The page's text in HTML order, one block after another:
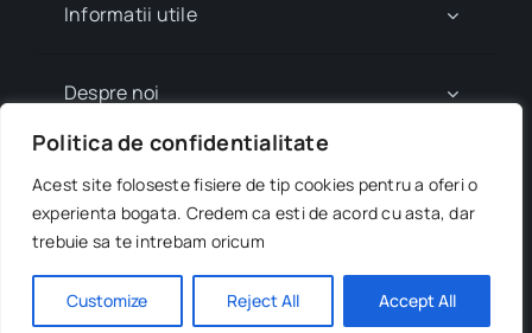
Politica de confidentialitate
Acest site foloseste fisiere de tip cookies pentru a oferi o
experienta bogata. Credem ca esti de acord cu asta, dar
trebuie sa te intrebam oricum
Customize Reject All Accept All
Informatii utile
Despre noi
• All Rights Reserved.